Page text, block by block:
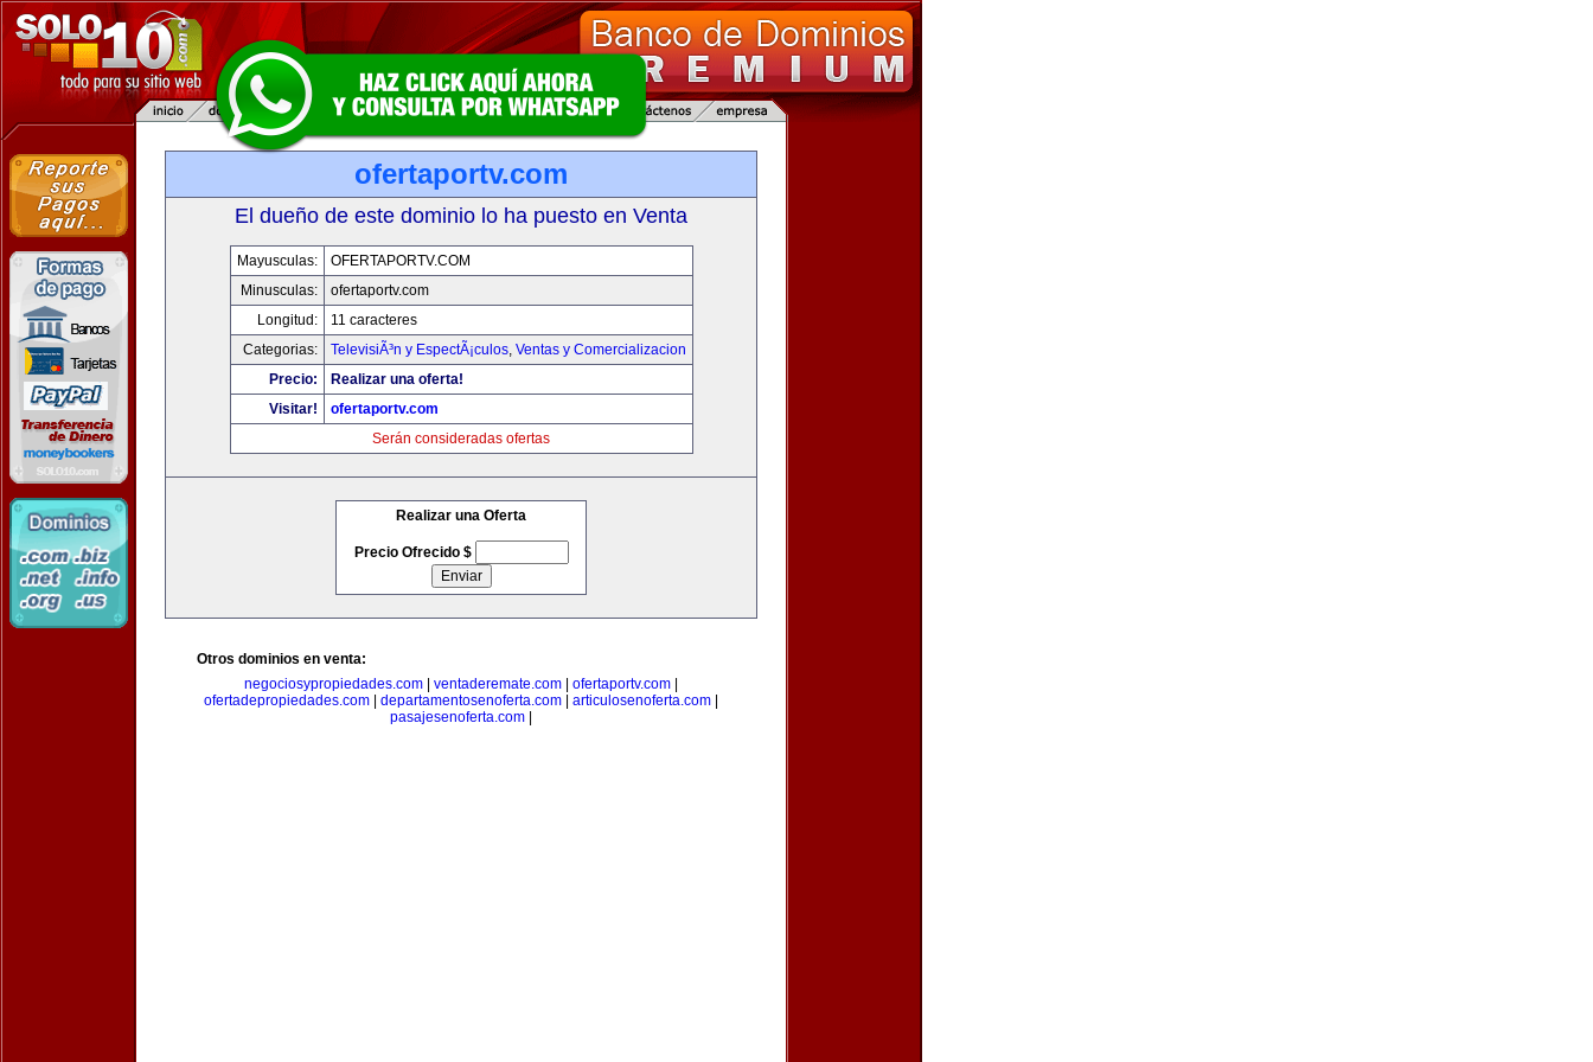
ofertaportv.com
El dueño de este dominio lo ha puesto en Venta
Mayusculas:
OFERTAPORTV.COM
Minusculas:
ofertaportv.com
Longitud:
11 caracteres
Categorias:
TelevisiÃ³n y EspectÃ¡culos, Ventas y Comercializacion
Precio:
Realizar una oferta!
Visitar!
ofertaportv.com
Serán consideradas ofertas
Realizar una Oferta
Precio Ofrecido $
Otros dominios en venta:
negociosypropiedades.com
ventaderemate.com ofertaportv.com
ofertadepropiedades.com
departamentosenoferta.com articulosenoferta.com
pasajesenoferta.com